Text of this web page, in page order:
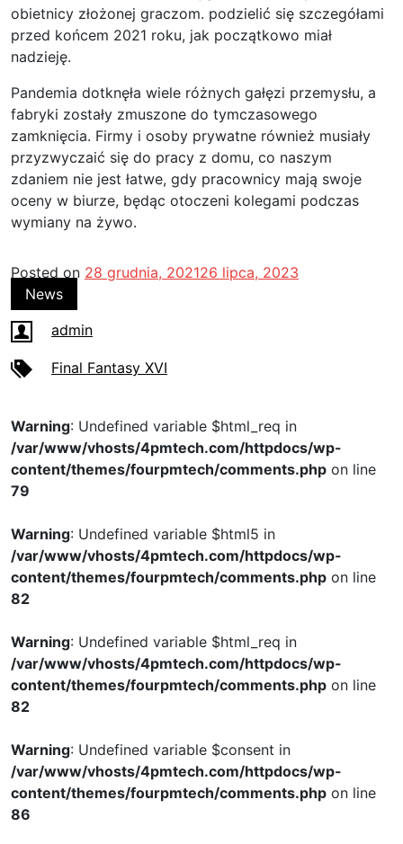
obietnicy złożonej graczom. podzielić się szczegółami
przed końcem 2021 roku, jak początkowo miał
nadzieję.
Pandemia dotknęła wiele różnych gałęzi przemysłu, a
fabryki zostały zmuszone do tymczasowego
zamknięcia. Firmy i osoby prywatne również musiały
przyzwyczaić się do pracy z domu, co naszym
zdaniem nie jest łatwe, gdy pracownicy mają swoje
oceny w biurze, będąc otoczeni kolegami podczas
wymiany na żywo.
Posted on 28 grudnia, 202126 lipca, 2023
News
admin
Final Fantasy XVI
Warning: Undefined variable $html_req in
/var/www/vhosts/4pmtech.com/httpdocs/wp-
content/themes/fourpmtech/comments.php on line
79
Warning: Undefined variable $html5 in
/var/www/vhosts/4pmtech.com/httpdocs/wp-
content/themes/fourpmtech/comments.php on line
82
Warning: Undefined variable $html_req in
/var/www/vhosts/4pmtech.com/httpdocs/wp-
content/themes/fourpmtech/comments.php on line
82
Warning: Undefined variable $consent in
/var/www/vhosts/4pmtech.com/httpdocs/wp-
content/themes/fourpmtech/comments.php on line
86